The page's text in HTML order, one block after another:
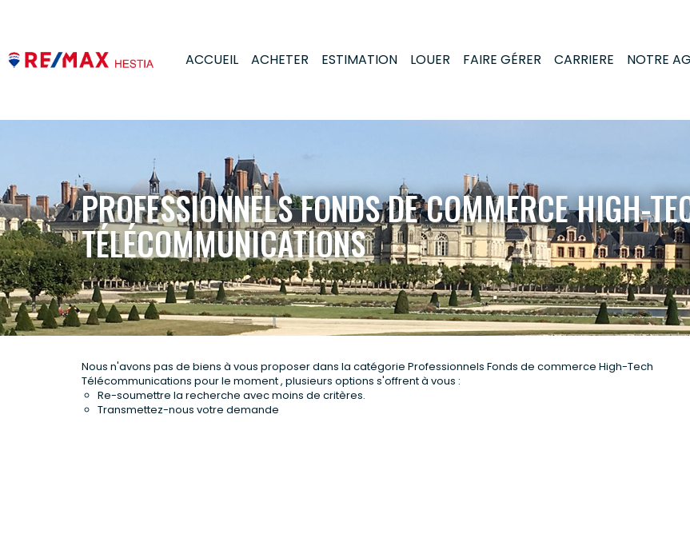
ACCUEIL ACHETER ESTIMATION LOUER FAIRE GÉRER CARRIERE NOTRE
PROFESSIONNELS FONDS DE COMMERCE HIGH-
TÉLÉCOMMUNICATIONS
Nous n'avons pas de biens à vous proposer dans la catégorie Professionnels Fonds de commerce High-Tech
Télécommunications pour le moment , plusieurs options s'offrent à vous :
Re-soumettre la recherche avec moins de critères.
Transmettez-nous votre demande